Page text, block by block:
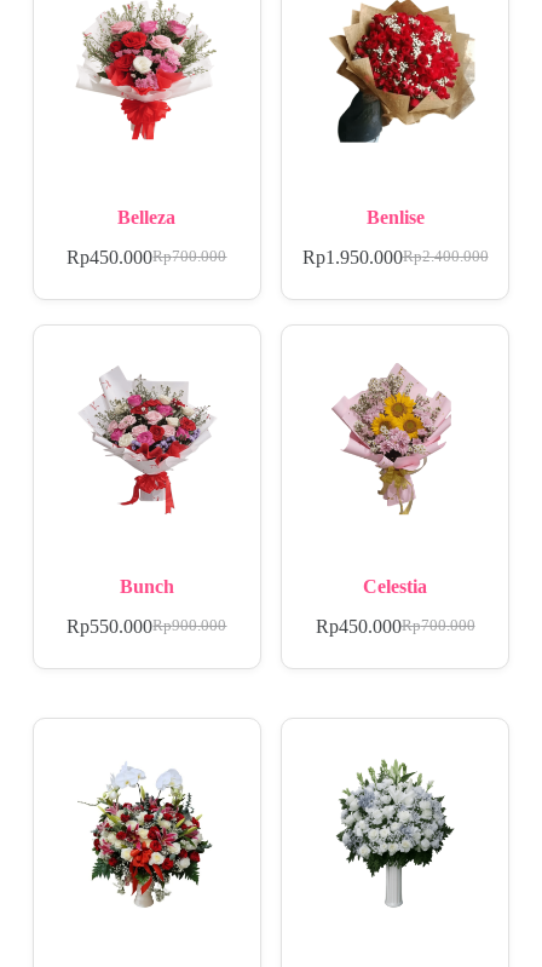
Belleza
Rp700.000
Rp450.000
Benlise
Rp2.400.000
Rp1.950.000
Bunch
Rp900.000
Rp550.000
Celestia
Rp700.000
Rp450.000